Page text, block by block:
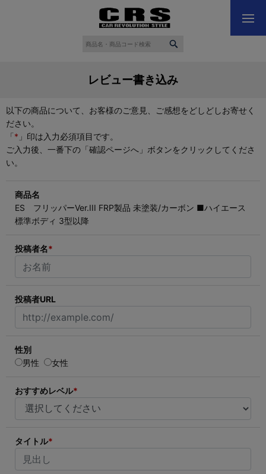
レビュー書き込み
以下の商品について、お客様のご意見、ご感想をどしどしお寄せく
ださい。
「* 」印は入力必須項目です。
ご入力後、一番下の「確認ページへ」ボタンをクリックしてくださ
い。
商品名
ES フリッパーVer.III FRP製品 未塗装/カーボン ■ハイエース
標準ボディ 3型以降
投稿者名*
投稿者URL
性別
男性
女性
おすすめレベル*
タイトル*